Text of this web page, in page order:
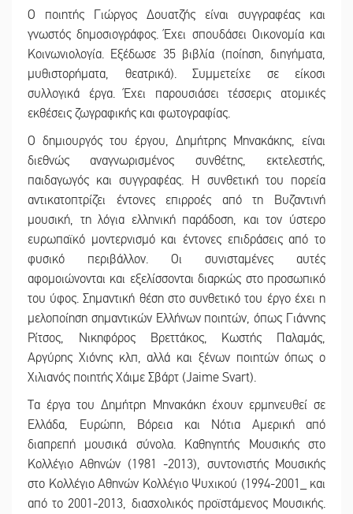
Ο ποιητής Γιώργος Δουατζής είναι συγγραφέας και
γνωστός δημοσιογράφος. Έχει σπουδάσει Οικονομία και
Κοινωνιολογία. Εξέδωσε 35 βιβλία (ποίηση, διηγήματα,
μυθιστορήματα, θεατρικά). Συμμετείχε σε είκοσι
συλλογικά έργα. Έχει παρουσιάσει τέσσερις ατομικές
εκθέσεις ζωγραφικής και φωτογραφίας.
Ο δημιουργός του έργου, Δημήτρης Μηνακάκης, είναι
διεθνώς αναγνωρισμένος συνθέτης, εκτελεστής,
παιδαγωγός και συγγραφέας. Η συνθετική του πορεία
αντικατοπτρίζει έντονες επιρροές από τη Βυζαντινή
μουσική, τη λόγια ελληνική παράδοση, και τον ύστερο
ευρωπαϊκό μοντερνισμό και έντονες επιδράσεις από το
φυσικό περιβάλλον. Οι συνισταμένες αυτές
αφομοιώνονται και εξελίσσονται διαρκώς στο προσωπικό
του ύφος. Σημαντική θέση στο συνθετικό του έργο έχει η
μελοποίηση σημαντικών Ελλήνων ποιητών, όπως Γιάννης
Ρίτσος, Νικηφόρος Βρεττάκος, Κωστής Παλαμάς,
Αργύρης Χιόνης κλπ, αλλά και ξένων ποιητών όπως ο
Χιλιανός ποιητής Χάιμε Σβάρτ (Jaime Svart).
Τα έργα του Δημήτρη Μηνακάκη έχουν ερμηνευθεί σε
Ελλάδα, Ευρώπη, Βόρεια και Νότια Αμερική από
διαπρεπή μουσικά σύνολα. Καθηγητής Μουσικής στο
Κολλέγιο Αθηνών (1981 -2013), συντονιστής Μουσικής
στο Κολλέγιο Αθηνών Κολλέγιο Ψυχικού (1994-2001_ και
από το 2001-2013, διασχολικός προϊστάμενος Μουσικής.